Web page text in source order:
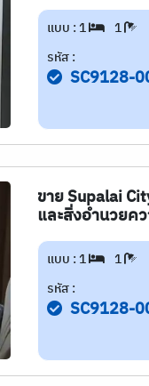
แบบ : 1 1
รหัส :
SC9128-
ขาย Supalai
และสิ่งอำนวยค
แบบ : 1 1
รหัส :
SC9128-